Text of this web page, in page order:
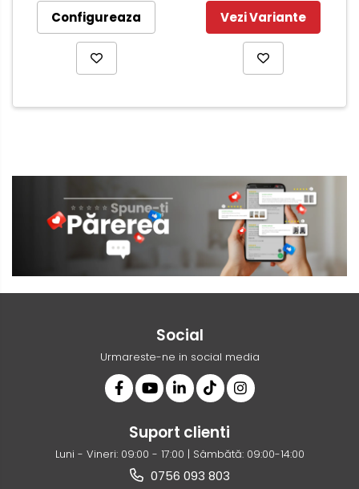
Configureaza Vezi Variante
Social
Urmareste-ne in social media
Suport clienti
Luni - Vineri: 09:00 - 17:00 | Sâmbătă: 09:00-14:00
0756 093 803